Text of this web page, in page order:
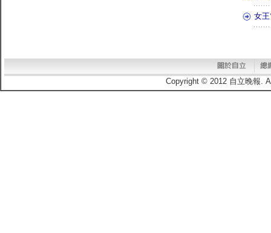
女
Copyright © 2012 自立晚報.